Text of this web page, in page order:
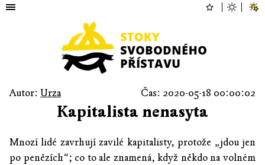
Autor: Urza Čas: 2020-05-18 00:00:02
Kapitalista nenasyta
Mnozí lidé zavrhují zavilé kapitalisty, protože „jdou jen
po penězích“; co to ale znamená, když někdo na volném